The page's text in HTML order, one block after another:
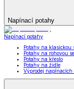
Napínací potahy
Napínací potahy
Potahy na klasickou
Potahy na rohovou
Potahy na křeslo
Potahy na židle
Výprodej napínacích